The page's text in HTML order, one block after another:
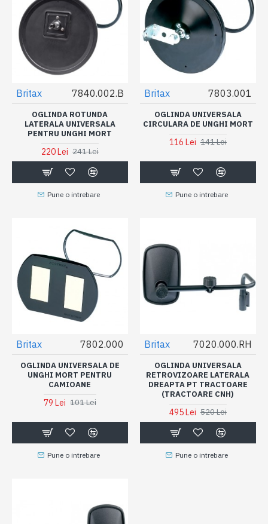
Britax 7840.002.B
OGLINDA ROTUNDA
LATERALA UNIVERSALA
PENTRU UNGHI MORT
220 Lei 241 Lei
Pune o intrebare
Britax 7803.001
OGLINDA UNIVERSALA
CIRCULARA DE UNGHI MORT
116 Lei 141 Lei
Pune o intrebare
Britax 7802.000
OGLINDA UNIVERSALA DE
UNGHI MORT PENTRU
CAMIOANE
79 Lei 101 Lei
Pune o intrebare
Britax 7020.000.RH
OGLINDA UNIVERSALA
RETROVIZOARE LATERALA
DREAPTA PT TRACTOARE
(TRACTOARE CNH)
495 Lei 520 Lei
Pune o intrebare